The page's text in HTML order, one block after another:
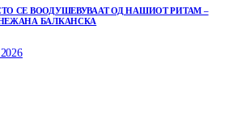
СЕ ВООДУШЕВУВААТ ОД НАШИОТ РИТАМ –
БАЛКАНСКА